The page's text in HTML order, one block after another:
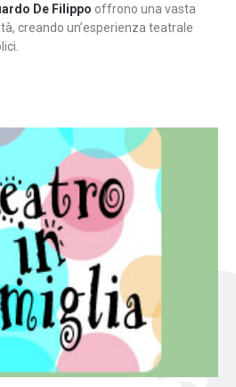
De Filippo offrono una vasta
creando un’esperienza teatrale
in famiglia
rassegna di teatro concepita
e godere del teatro all’intera
famiglia.
Continua